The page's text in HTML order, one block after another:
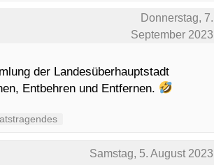
Donnerstag, 7.
September 2023
der Landesüberhauptstadt
Entbehren und Entfernen.
Samstag, 5. August 2023